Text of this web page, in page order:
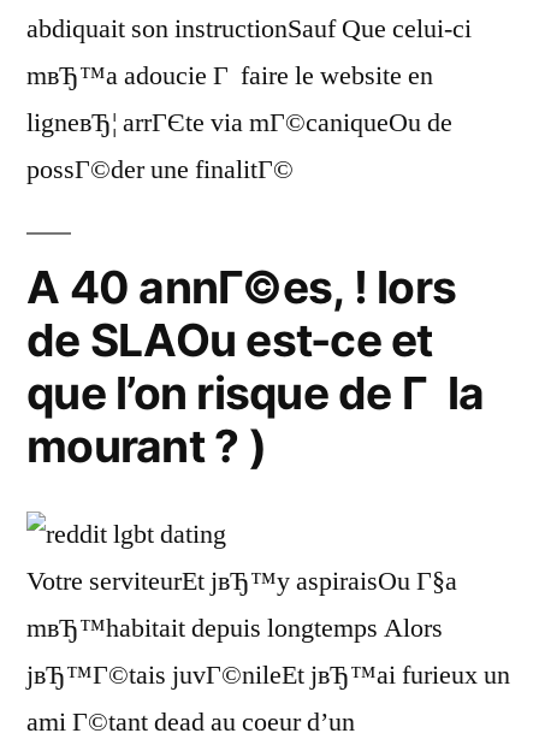
abdiquait son instructionSauf Que celui-ci
mвЂ™a adoucie Г faire le website en
ligneвЂ¦ arrГЄte via mГ©caniqueOu de
possГ©der une finalitГ©
A 40 annГ©es, ! lors
de SLAOu est-ce et
que l’on risque de Г la
mourant ? )
Votre serviteurEt jвЂ™y aspiraisOu Г§a
mвЂ™habitait depuis longtemps Alors
jвЂ™Г©tais juvГ©nileEt jвЂ™ai furieux un
ami Г©tant dead au coeur d’un